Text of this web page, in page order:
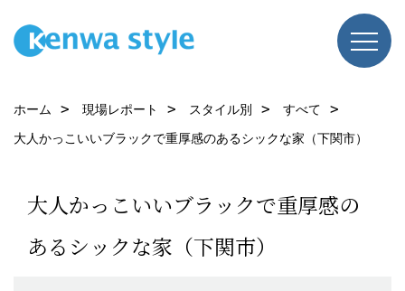
ホーム 現場レポート スタイル別
すべて
大人かっこいいブラックで重厚感のあるシックな家（下関市）
大人かっこいいブラックで重厚感の
あるシックな家（下関市）